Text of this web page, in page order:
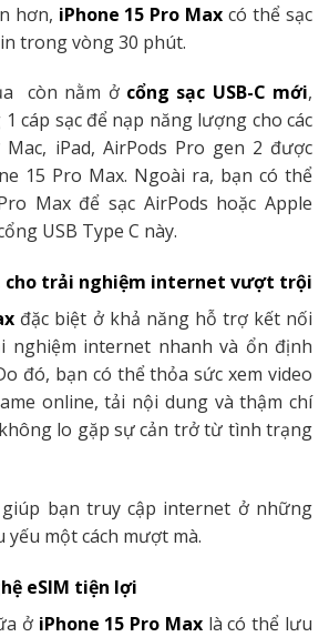
hơn, iPhone 15 Pro Max có thể sạc
trong vòng 30 phút.
còn nằm ở cổng sạc USB-C mới,
cáp sạc để nạp năng lượng cho các
iPad, AirPods Pro gen 2 được
15 Pro Max. Ngoài ra, bạn có thể
Max để sạc AirPods hoặc Apple
USB Type C này.
cho trải nghiệm internet vượt trội
đặc biệt ở khả năng hỗ trợ kết nối
nghiệm internet nhanh và ổn định
đó, bạn có thể thỏa sức xem video
online, tải nội dung và thậm chí
lo gặp sự cản trở từ tình trạng
giúp bạn truy cập internet ở những
yếu một cách mượt mà.
eSIM tiện lợi
ở iPhone 15 Pro Maxlà có thể lưu